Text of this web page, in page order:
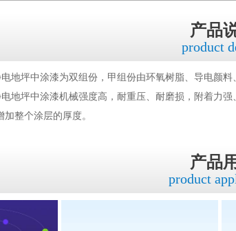
产品
product
地坪中涂漆为双组份，甲组份由环氧树脂、导电颜
地坪中涂漆机械强度高，耐重压、耐磨损，附着力
加整个涂层的厚度。
产品
product